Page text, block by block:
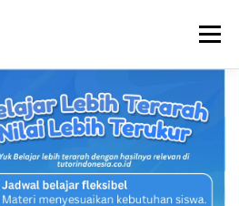
Menu
JADI PENGAJAR
PROFIL ALUMNI